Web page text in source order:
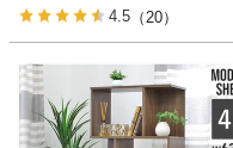
4.5 （20）